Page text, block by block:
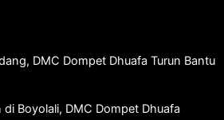
DMC Dompet Dhuafa Turun Bantu
di Boyolali, DMC Dompet Dhuafa